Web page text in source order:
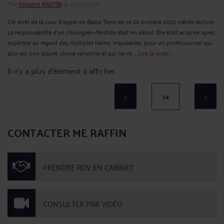
Par Vincent RAFFINle 17/11/2020
Cet arrêt de la cour d’appel de Basse Terre de ce 26 octobre 2020 mérite lecture.
La responsabilité d’un chirurgien-dentiste était en débat. Elle était acquise après
expertise au regard des multiples fautes imputables, pour un professionnel qui
plus est non assuré, chose rarissime et qui ne va ... Lire la suite >
Il n'y a plus d'élément à afficher
< 54 >
CONTACTER ME RAFFIN
PRENDRE RDV EN CABINET
CONSULTER PAR VIDÉO